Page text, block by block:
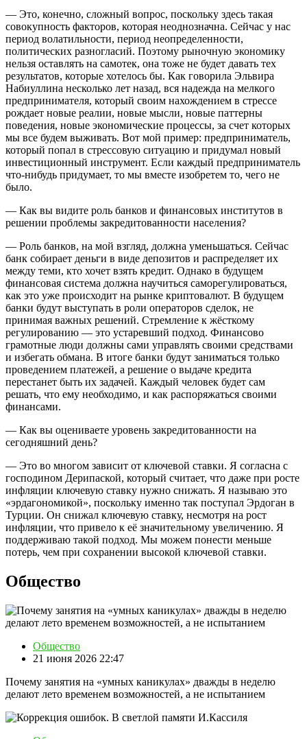
— Это, конечно, сложный вопрос, поскольку здесь такая
совокупность факторов, которая неоднозначна. Сейчас у нас
период волатильности, период неопределенности,
политических разногласий. Поэтому рыночную экономику
нельзя оставлять на самотек, она тоже не будет давать тех
результатов, которые хотелось бы. Как говорила Эльвира
Набиуллина несколько лет назад, вся надежда на мелкого
предпринимателя, который своим нахождением в стрессе
рождает новые реалии, новые мысли, новые паттерны
поведения, новые экономические процессы, за счет которых
мы все будем выживать. Вот мой пример: предприниматель,
который попал в стрессовую ситуацию и придумал новый
инвестиционный инструмент. Если каждый предприниматель
что-нибудь придумает, то мы вместе изобретем то, чего не
было.
— Как вы видите роль банков и финансовых институтов в
решении проблемы закредитованности населения?
— Роль банков, на мой взгляд, должна уменьшаться. Сейчас
банк собирает деньги в виде депозитов и распределяет их
между теми, кто хочет взять кредит. Однако в будущем
финансовая система должна научиться саморегулироваться,
как это уже происходит на рынке криптовалют. В будущем
банки будут выступать в роли операторов сделок, не
принимая важных решений. Стремление к жёсткому
регулированию — это устаревший подход. Финансово
грамотные люди должны сами управлять своими средствами
и избегать обмана. В итоге банки будут заниматься только
проведением платежей, а решение о выдаче кредита
перестанет быть их задачей. Каждый человек будет сам
решать, что ему необходимо, и как распоряжаться своими
финансами.
— Как вы оцениваете уровень закредитованности на
сегодняшний день?
— Это во многом зависит от ключевой ставки. Я согласна с
господином Дерипаской, который считает, что даже при росте
инфляции ключевую ставку нужно снижать. Я называю это
«эрдагономикой», поскольку именно так поступал Эрдоган в
Турции. Он снижал ключевую ставку, несмотря на рост
инфляции, что привело к её значительному увеличению. Я
поддерживаю такой подход. Мы можем понести меньше
потерь, чем при сохранении высокой ключевой ставки.
Общество
Общество
21 июня 2026 22:47
Почему занятия на «умных каникулах» дважды в неделю
делают лето временем возможностей, а не испытанием